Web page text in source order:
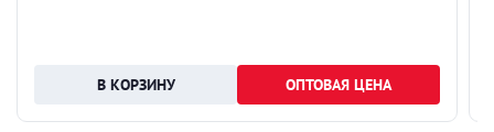
ОПТОВАЯ ЦЕНА